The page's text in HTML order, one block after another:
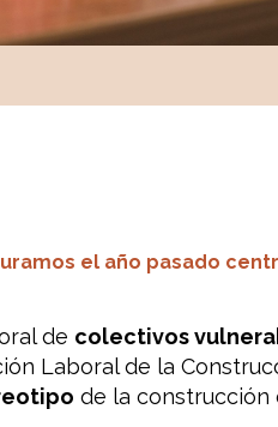
el año pasado
de colectivos
Laboral de la
de la construcción